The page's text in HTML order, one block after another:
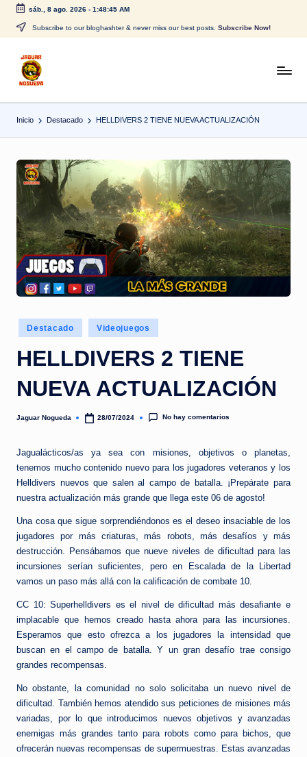
Saltar
contenido
sáb., 8 ago. 2026- 1:48:45 AM
Subscribe to our bloghashter & never miss our best posts. Subscribe Now!
J
a
g
a
r
N
o
g
u
a
CONTENIDO
Inicio Destacado HELLDIVERS 2 TIENE NUEVA ACTUALIZACIÓN
Publicado
en
Destacado Videojuegos
HELLDIVERS 2 TIENE
NUEVA ACTUALIZACIÓN
Publicado
Jaguar Nogueda 28/07/2024 No hay comentarios
Jagualácticos/as ya sea con misiones, objetivos o planetas,
tenemos mucho contenido nuevo para los jugadores veteranos y los
Helldivers nuevos que salen al campo de batalla. ¡Prepárate para
nuestra actualización más grande que llega este 06 de agosto!
Una cosa que sigue sorprendiéndonos es el deseo insaciable de los
jugadores por más criaturas, más robots, más desafíos y más
destrucción. Pensábamos que nueve niveles de dificultad para las
incursiones serían suficientes, pero en Escalada de la Libertad
vamos un paso más allá con la calificación de combate 10.
CC 10: Superhelldivers es el nivel de dificultad más desafiante e
implacable que hemos creado hasta ahora para las incursiones.
Esperamos que esto ofrezca a los jugadores la intensidad que
buscan en el campo de batalla. Y un gran desafío trae consigo
grandes recompensas.
No obstante, la comunidad no solo solicitaba un nuevo nivel de
dificultad. También hemos atendido sus peticiones de misiones más
variadas, por lo que introducimos nuevos objetivos y avanzadas
enemigas más grandes tanto para robots como para bichos, que
ofrecerán nuevas recompensas de supermuestras. Estas avanzadas